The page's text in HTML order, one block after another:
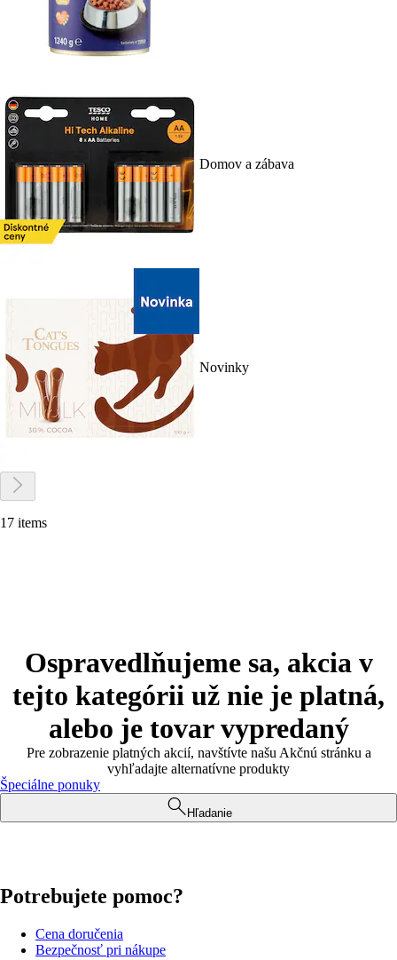
Domov a zábava
Novinky
17 items
Ospravedlňujeme sa, akcia v
tejto kategórii už nie je platná,
alebo je tovar vypredaný
Pre zobrazenie platných akcií, navštívte našu Akčnú stránku a
vyhľadajte alternatívne produkty
Špeciálne ponuky
Hľadanie
Potrebujete pomoc?
Cena doručenia
Bezpečnosť pri nákupe